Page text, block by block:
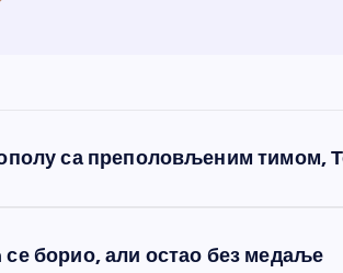
са преполовљеним тимом,
борио, али остао без медаље